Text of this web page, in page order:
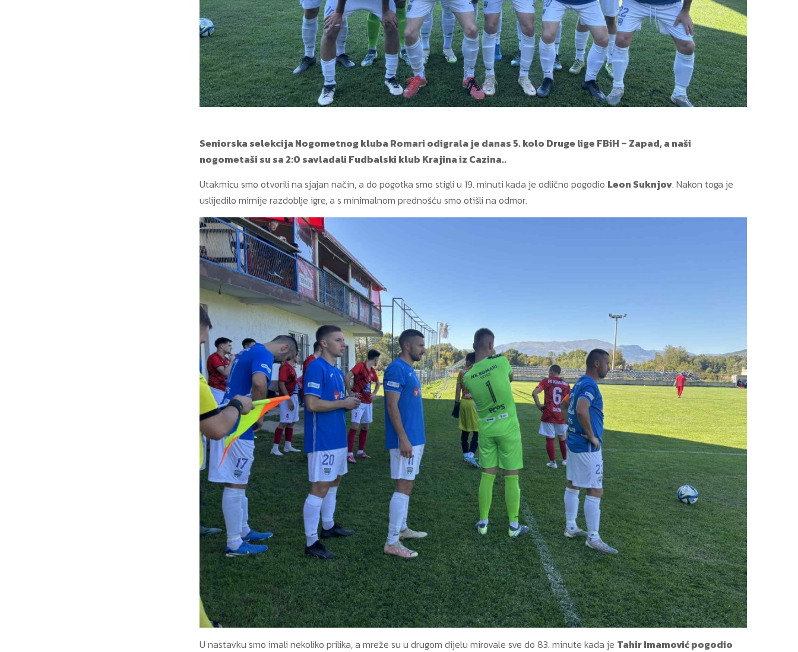
Seniorska selekcija Nogometnog kluba Romari odigrala je danas 5. kolo Druge lige FBiH – Zapad, a naši
nogometaši su sa 2:0 savladali Fudbalski klub Krajina iz Cazina..
Utakmicu smo otvorili na sjajan način, a do pogotka smo stigli u 19. minuti kada je odlično pogodio Leon Suknjov. Nakon toga je
uslijedilo mirnije razdoblje igre, a s minimalnom prednošću smo otišli na odmor.
U nastavku smo imali nekoliko prilika, a mreže su u drugom dijelu mirovale sve do 83. minute kada je Tahir Imamović pogodio